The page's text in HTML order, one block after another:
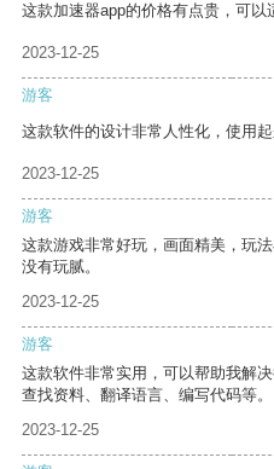
这款加速器app的价格有点贵，可以
2023-12-25
游客
这款软件的设计非常人性化，使用起
2023-12-25
游客
这款游戏非常好玩，画面精美，玩
没有玩腻。
2023-12-25
游客
这款软件非常实用，可以帮助我解
查找资料、翻译语言、编写代码等。
2023-12-25